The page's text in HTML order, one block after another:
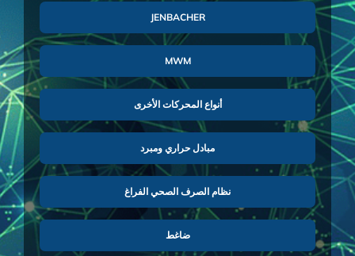
JENBACHER
MWM
أنواع المحركات الأخرى
مبادل حراري ومبرد
نظام الصرف الصحي الفراغ
ضاغط